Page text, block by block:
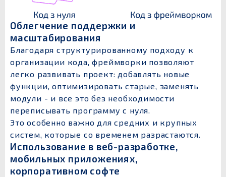
Облегчение поддержки и
масштабирования
Благодаря структурированному подходу к
организации кода, фреймворки позволяют
легко развивать проект: добавлять новые
функции, оптимизировать старые, заменять
модули - и все это без необходимости
переписывать программу с нуля.
Это особенно важно для средних и крупных
систем, которые со временем разрастаются.
Использование в веб-разработке,
мобильных приложениях,
корпоративном софте